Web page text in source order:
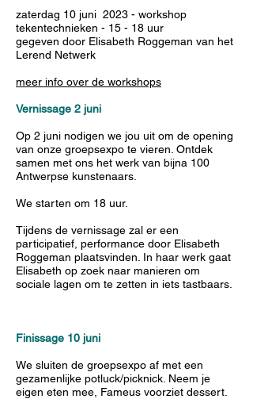
zaterdag 10 juni 2023 - workshop
tekentechnieken - 15 - 18 uur
gegeven door Elisabeth Roggeman van het
Lerend Netwerk
meer info over de workshops
Vernissage 2 juni
Op 2 juni nodigen we jou uit om de opening
van onze groepsexpo te vieren. Ontdek
samen met ons het werk van bijna 100
Antwerpse kunstenaars.
We starten om 18 uur.
Tijdens de vernissage zal er een
participatief, performance door Elisabeth
Roggeman plaatsvinden. In haar werk gaat
Elisabeth op zoek naar manieren om
sociale lagen om te zetten in iets tastbaars.
Finissage 10 juni
We sluiten de groepsexpo af met een
gezamenlijke potluck/picknick. Neem je
eigen eten mee, Fameus voorziet dessert.